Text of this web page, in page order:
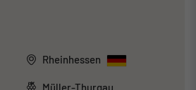
Rheinhessen
Müller-Thurgau